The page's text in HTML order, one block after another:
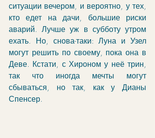
ситуации вечером, и вероятно, у тех,
кто едет на дачи, большие риски
аварий. Лучше уж в субботу утром
ехать. Но, снова-таки: Луна и Узел
могут решить по своему, пока она в
Деве. Кстати, с Хироном у неё трин,
так что иногда мечты могут
сбываться, но так, как у Дианы
Спенсер.